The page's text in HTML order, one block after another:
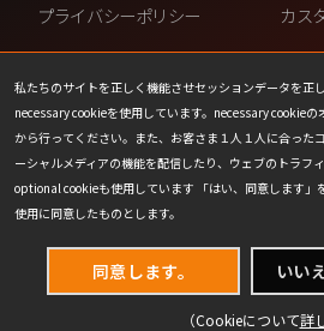
私たちのサイトを正しく機能させセッションデータを正
necessary cookieを使用しています。necessary cookie
から行ってください。また、お客さま１人１人に合った
ーシャルメディアの機能を配信したり、ウェブのトラフ
optional cookieも使用しています 「はい、同意します
使用に同意したものとします。
同意します。 いい
（Cookieについて詳
プライバシーポリシー
カス
ファンコンテンツ・ポリシー
個人
ない
COOKIE
プレ
会社情報
お問